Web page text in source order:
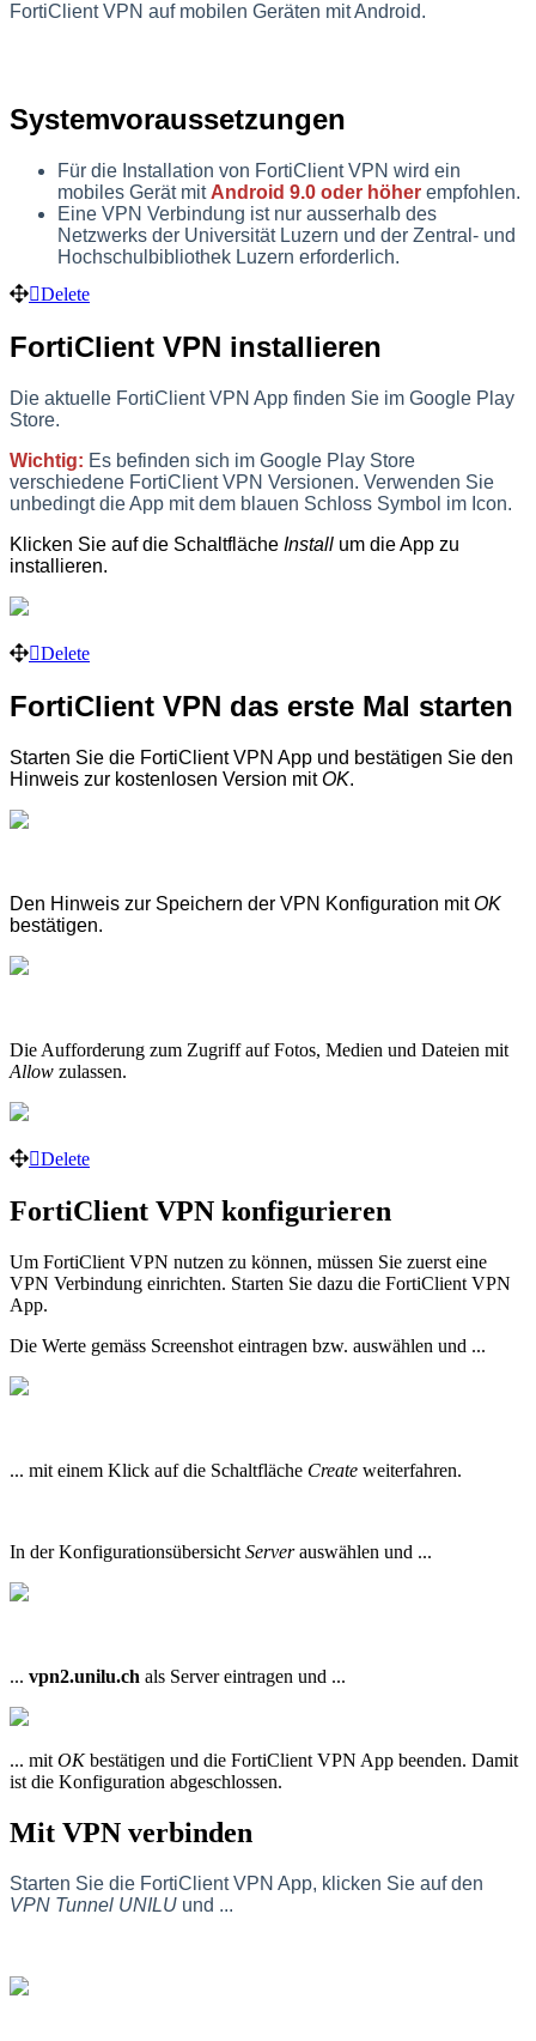
FortiClient VPN auf mobilen Geräten mit Android.
Systemvoraussetzungen
Für die Installation von FortiClient VPN wird ein
mobiles Gerät mit Android 9.0 oder höher empfohlen.
Eine VPN Verbindung ist nur ausserhalb des
Netzwerks der Universität Luzern und der Zentral- und
Hochschulbibliothek Luzern erforderlich.
Delete
FortiClient VPN installieren
Die aktuelle FortiClient VPN App finden Sie im Google Play
Store.
Wichtig: Es befinden sich im Google Play Store
verschiedene FortiClient VPN Versionen. Verwenden Sie
unbedingt die App mit dem blauen Schloss Symbol im Icon.
Klicken Sie auf die Schaltfläche Install um die App zu
installieren.
Delete
FortiClient VPN das erste Mal starten
Starten Sie die FortiClient VPN App und bestätigen Sie den
Hinweis zur kostenlosen Version mitOK.
Den Hinweis zur Speichern der VPN Konfiguration mitOK
bestätigen.
Die Aufforderung zum Zugriff auf Fotos, Medien und Dateien mit
Allow zulassen.
Delete
FortiClient VPN konfigurieren
Um FortiClient VPN nutzen zu können, müssen Sie zuerst eine
VPN Verbindung einrichten. Starten Sie dazu die FortiClient VPN
App.
Die Werte gemäss Screenshot eintragen bzw. auswählen und ...
... mit einem Klick auf die Schaltfläche Create weiterfahren.
In der Konfigurationsübersicht Serverauswählen und ...
... vpn2.unilu.ch als Server eintragen und ...
... mit OKbestätigen und die FortiClient VPN App beenden. Damit
ist die Konfiguration abgeschlossen.
Mit VPN verbinden
Starten Sie die FortiClient VPN App, klicken Sie auf den
VPN Tunnel UNILU und ...